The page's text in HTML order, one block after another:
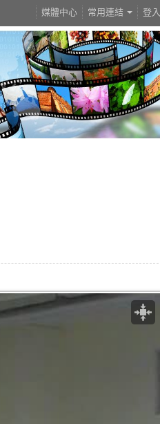
登入
媒體中心 常用連結